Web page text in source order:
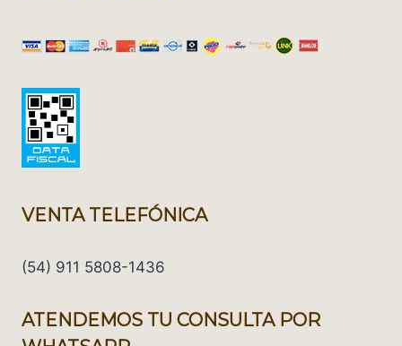
VENTA TELEFÓNICA
(54) 911 5808-1436
ATENDEMOS TU CONSULTA POR